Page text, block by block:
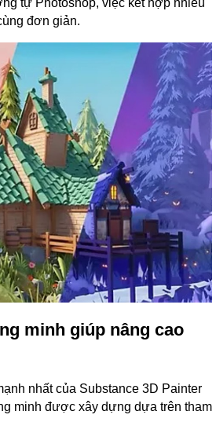
tự Photoshop, việc kết hợp nhiều
đơn giản.
minh giúp nâng cao
nhất của Substance 3D Painter
minh được xây dựng dựa trên tham